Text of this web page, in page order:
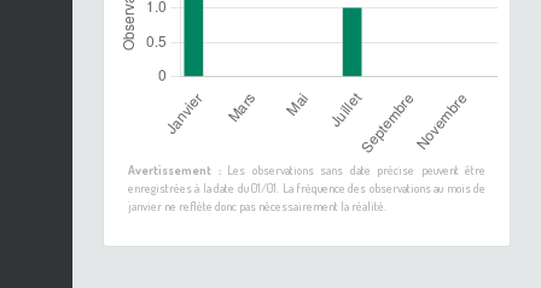
Avertissement :Les observations sans date précise peuvent être
enregistrées à la date du 01/01. La fréquence des observations au mois de
janvier ne reflète donc pas nécessairement la réalité.